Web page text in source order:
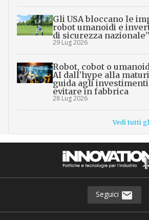
Gli USA bloccano le
robot umanoidi e
di sicurezza nazionale”
29 Lug 2026
Robot, cobot o
AI dall’hype alla
guida agli
evitare in fabbrica
28 Lug 2026
Vedi tutti
Seguici